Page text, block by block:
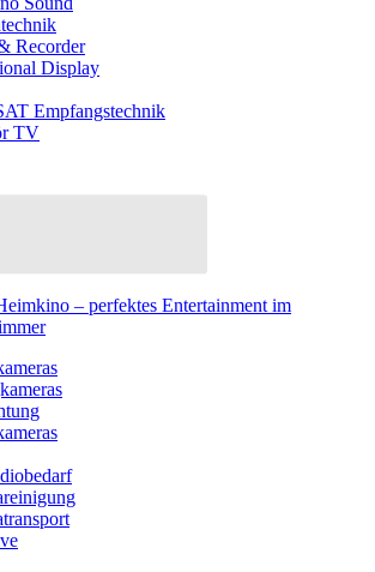
Recorder
Display
Empfangstechnik
TV
– perfektes Entertainment im